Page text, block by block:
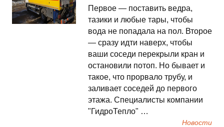
Первое — поставить ведра,
тазики и любые тары, чтобы
вода не попадала на пол. Второе
— сразу идти наверх, чтобы
ваши соседи перекрыли кран и
остановили потоп. Но бывает и
такое, что прорвало трубу, и
заливает соседей до первого
этажа. Специалисты компании
"ГидроТепло" …
Новости